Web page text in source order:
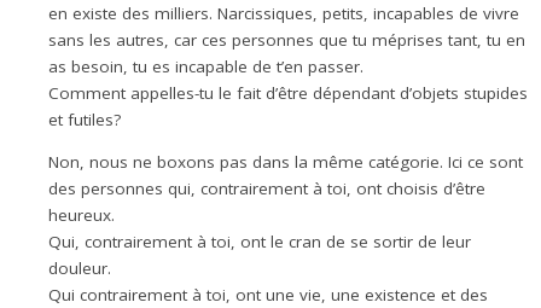
en existe des milliers. Narcissiques, petits, incapables de vivre
sans les autres, car ces personnes que tu méprises tant, tu en
as besoin, tu es incapable de t’en passer.
Comment appelles-tu le fait d’être dépendant d’objets stupides
et futiles?
Non, nous ne boxons pas dans la même catégorie. Ici ce sont
des personnes qui, contrairement à toi, ont choisis d’être
heureux.
Qui, contrairement à toi, ont le cran de se sortir de leur
douleur.
Qui contrairement à toi, ont une vie, une existence et des